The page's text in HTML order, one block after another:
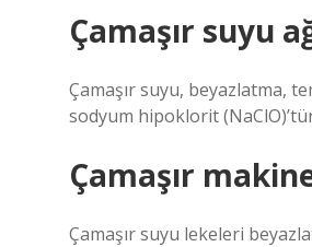
Çamaşır suyu
Çamaşır suyu, beyazlatma,
sodyum hipoklorit
Çamaşır
Çamaşır suyu lekeleri